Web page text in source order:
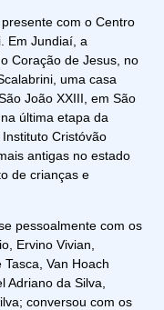
com o Centro
Em Jundiaí, a
Coração de Jesus, no
uma casa
João XXIII, em São
última etapa da
Cristóvão
antigas no estado
de crianças e
pessoalmente com os
Ervino Vivian,
Van Hoach
Adriano da Silva,
conversou com os